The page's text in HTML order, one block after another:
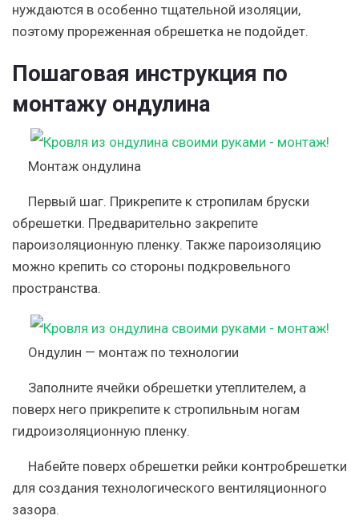
нуждаются в особенно тщательной изоляции,
поэтому прореженная обрешетка не подойдет.
Пошаговая инструкция по
монтажу ондулина
Монтаж ондулина
Первый шаг. Прикрепите к стропилам бруски
обрешетки. Предварительно закрепите
пароизоляционную пленку. Также пароизоляцию
можно крепить со стороны подкровельного
пространства.
Ондулин — монтаж по технологии
Заполните ячейки обрешетки утеплителем, а
поверх него прикрепите к стропильным ногам
гидроизоляционную пленку.
Набейте поверх обрешетки рейки контробрешетки
для создания технологического вентиляционного
зазора.